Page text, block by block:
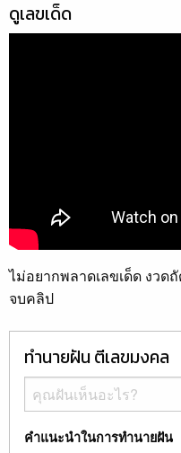
ดูเลขเด็ด
ไม่อยากพลาดเลขเด็ด งวด
จบคลิป
ทำนายฝัน ตีเลขมงคล
คำแนะนำในการทำนายฝัน